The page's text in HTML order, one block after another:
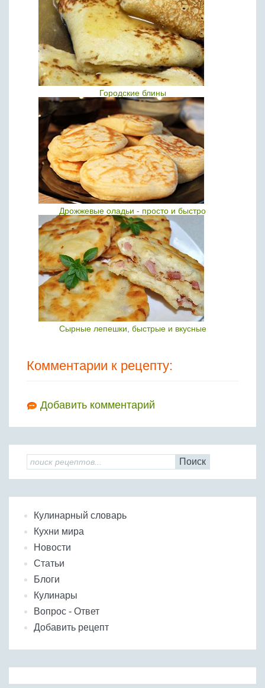
Городские блины
Дрожжевые оладьи - просто и быстро
Сырные лепешки, быстрые и вкусные
Комментарии к рецепту:
Добавить комментарий
Поиск
Кулинарный словарь
Кухни мира
Новости
Статьи
Блоги
Кулинары
Вопрос - Ответ
Добавить рецепт